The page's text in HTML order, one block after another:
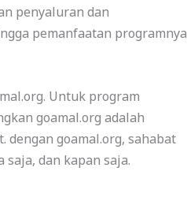
penyaluran dan
pemanfaatan programnya
Untuk program
goamal.org adalah
goamal.org, sahabat
dan kapan saja.